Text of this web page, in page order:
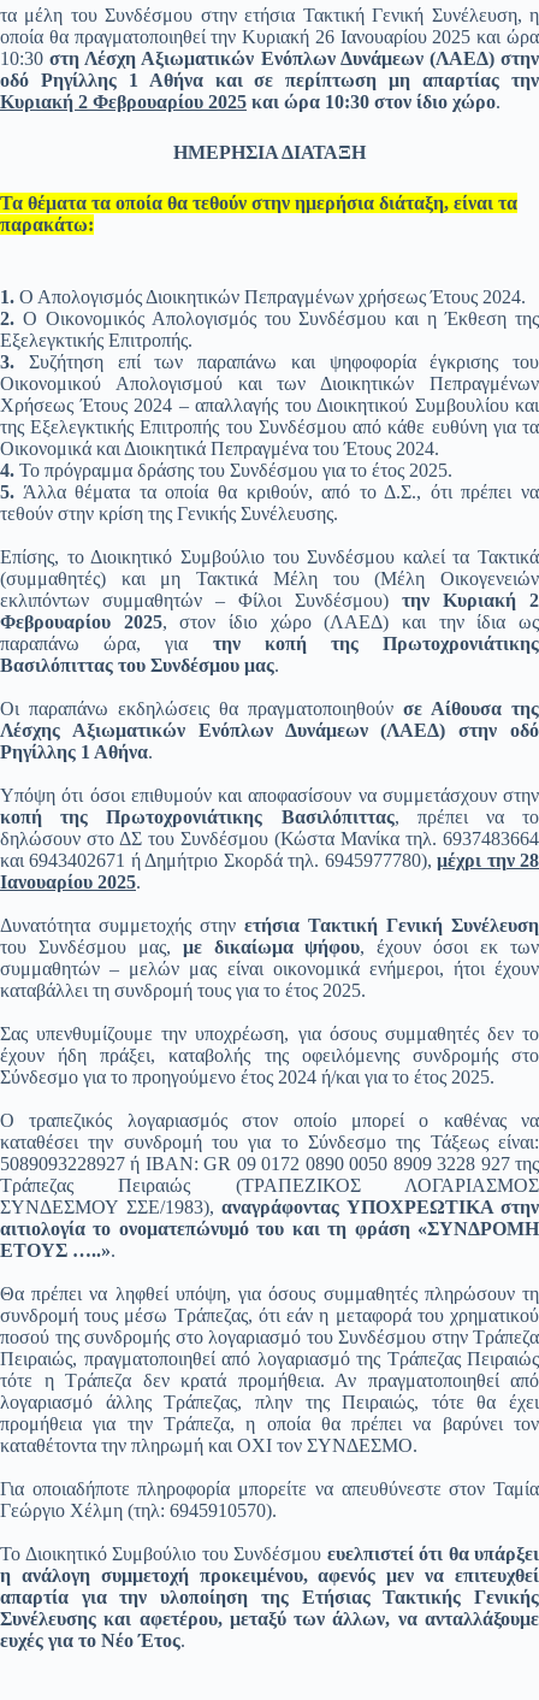
τα μέλη του Συνδέσμου στην ετήσια Τακτική Γενική Συνέλευση, η
οποία θα πραγματοποιηθεί την Κυριακή 26 Ιανουαρίου 2025 και ώρα
10:30στη Λέσχη Αξιωματικών Ενόπλων Δυνάμεων (ΛΑΕΔ) στην
οδό Ρηγίλλης 1 Αθήνα και σε περίπτωση μη απαρτίας την
Κυριακή 2 Φεβρουαρίου 2025 και ώρα 10:30 στον ίδιο χώρο.
ΗΜΕΡΗΣΙΑ ΔΙΑΤΑΞΗ
Τα θέματα τα οποία θα τεθούν στην ημερήσια διάταξη, είναι τα
παρακάτω:
1. Ο Απολογισμός Διοικητικών Πεπραγμένων χρήσεως Έτους 2024.
2. Ο Οικονομικός Απολογισμός του Συνδέσμου και η Έκθεση της
Εξελεγκτικής Επιτροπής.
3. Συζήτηση επί των παραπάνω και ψηφοφορία έγκρισης του
Οικονομικού Απολογισμού και των Διοικητικών Πεπραγμένων
Χρήσεως Έτους 2024 – απαλλαγής του Διοικητικού Συμβουλίου και
της Εξελεγκτικής Επιτροπής του Συνδέσμου από κάθε ευθύνη για τα
Οικονομικά και Διοικητικά Πεπραγμένα του Έτους 2024.
4. Το πρόγραμμα δράσης του Συνδέσμου για το έτος 2025.
5. Άλλα θέματα τα οποία θα κριθούν, από το Δ.Σ., ότι πρέπει να
τεθούν στην κρίση της Γενικής Συνέλευσης.
Επίσης, το Διοικητικό Συμβούλιο του Συνδέσμου καλεί τα Τακτικά
(συμμαθητές) και μη Τακτικά Μέλη του (Μέλη Οικογενειών
εκλιπόντων συμμαθητών – Φίλοι Συνδέσμου) την Κυριακή 2
Φεβρουαρίου 2025, στον ίδιο χώρο (ΛΑΕΔ) και την ίδια ως
παραπάνω ώρα, για την κοπή της Πρωτοχρονιάτικης
Βασιλόπιττας του Συνδέσμου μας.
Οι παραπάνω εκδηλώσεις θα πραγματοποιηθούν σε Αίθουσα της
Λέσχης Αξιωματικών Ενόπλων Δυνάμεων (ΛΑΕΔ) στην οδό
Ρηγίλλης 1 Αθήνα.
Υπόψη ότι όσοι επιθυμούν και αποφασίσουν να συμμετάσχουν στην
κοπή της Πρωτοχρονιάτικης Βασιλόπιττας, πρέπει να το
δηλώσουν στο ΔΣ του Συνδέσμου (Κώστα Μανίκα τηλ. 6937483664
και 6943402671 ή Δημήτριο Σκορδά τηλ. 6945977780),μέχρι την 28
Ιανουαρίου 2025.
Δυνατότητα συμμετοχής στην ετήσια Τακτική Γενική Συνέλευση
του Συνδέσμου μας, με δικαίωμα ψήφου, έχουν όσοι εκ των
συμμαθητών – μελών μας είναι οικονομικά ενήμεροι, ήτοι έχουν
καταβάλλει τη συνδρομή τους για το έτος 2025.
Σας υπενθυμίζουμε την υποχρέωση, για όσους συμμαθητές δεν το
έχουν ήδη πράξει, καταβολής της οφειλόμενης συνδρομής στο
Σύνδεσμο για το προηγούμενο έτος 2024 ή/και για το έτος 2025.
Ο τραπεζικός λογαριασμός στον οποίο μπορεί ο καθένας να
καταθέσει την συνδρομή του για το Σύνδεσμο της Τάξεως είναι:
5089093228927 ή ΙΒΑΝ: GR 09 0172 0890 0050 8909 3228 927 της
Τράπεζας Πειραιώς (ΤΡΑΠΕΖΙΚΟΣ ΛΟΓΑΡΙΑΣΜΟΣ
ΣΥΝΔΕΣΜΟΥ ΣΣΕ/1983), αναγράφοντας ΥΠΟΧΡΕΩΤΙΚΑ στην
αιτιολογία το ονοματεπώνυμό του και τη φράση «ΣΥΝΔΡΟΜΗ
ΕΤΟΥΣ …..».
Θα πρέπει να ληφθεί υπόψη, για όσους συμμαθητές πληρώσουν τη
συνδρομή τους μέσω Τράπεζας, ότι εάν η μεταφορά του χρηματικού
ποσού της συνδρομής στο λογαριασμό του Συνδέσμου στην Τράπεζα
Πειραιώς, πραγματοποιηθεί από λογαριασμό της Τράπεζας Πειραιώς
τότε η Τράπεζα δεν κρατά προμήθεια. Αν πραγματοποιηθεί από
λογαριασμό άλλης Τράπεζας, πλην της Πειραιώς, τότε θα έχει
προμήθεια για την Τράπεζα, η οποία θα πρέπει να βαρύνει τον
καταθέτοντα την πληρωμή και ΟΧΙ τον ΣΥΝΔΕΣΜΟ.
Για οποιαδήποτε πληροφορία μπορείτε να απευθύνεστε στον Ταμία
Γεώργιο Χέλμη (τηλ: 6945910570).
Το Διοικητικό Συμβούλιο του Συνδέσμου ευελπιστεί ότι θα υπάρξει
η ανάλογη συμμετοχή προκειμένου, αφενός μεν να επιτευχθεί
απαρτία για την υλοποίηση της Ετήσιας Τακτικής Γενικής
Συνέλευσης και αφετέρου, μεταξύ των άλλων, να ανταλλάξουμε
ευχές για το Νέο Έτος.